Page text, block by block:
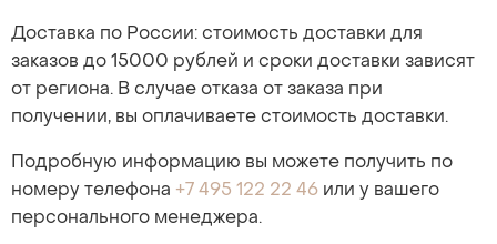
Доставка по России: стоимость доставки для
заказов до 15000 рублей и сроки доставки зависят
от региона. В случае отказа от заказа при
получении, вы оплачиваете стоимость доставки.
Подробную информацию вы можете получить по
номеру телефона +7 495 122 22 46 или у вашего
персонального менеджера.